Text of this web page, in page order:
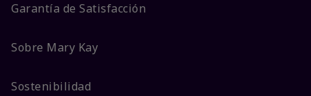
Garantía de Satisfacción
Sobre Mary Kay
Sostenibilidad